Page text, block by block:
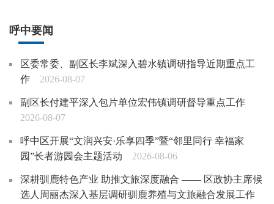
呼中要闻
区委常委、副区长李斌深入碧水镇调研指导近期重点工
作
2026-08-07
副区长付建平深入包片单位宏伟镇调研督导重点工作
2026-08-07
呼中区开展“文润兴安·乐享四季”暨“邻里同行 幸福家
园”长者游园会主题活动
2026-08-06
深耕驯鹿特色产业 助推文旅深度融合 —— 区政协主席候
选人周丽杰深入基层调研驯鹿养殖与文旅融合发展工作